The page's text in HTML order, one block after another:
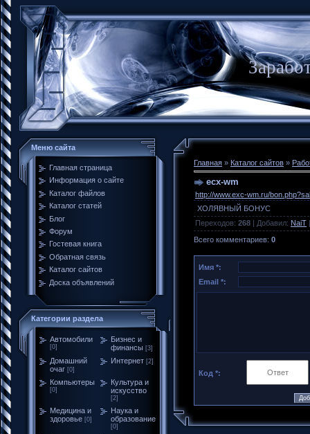
Меню сайта
Главная страница
Информация о сайте
Каталог файлов
Каталог статей
Блог
Форум
Гостевая книга
Обратная связь
Каталог сайтов
Доска объявлений
Категории раздела
Автомобили
[0]
Бизнес и
финансы [3]
Домашний
очаг [0]
Интернет [2]
Компьютеры
[0]
Культура и
искусство
[2]
Медицина и
здоровье [0]
Наука и
образование
[0]
Главная » Каталог сайтов »
ecx-wm
http://www.exc-wm.ru/
ХОЛЯВНЫЙ БОНУС
Переходов: 268 | Добавил: NaiT
Всего комментариев: 0
Имя *:
Email *:
Код *: